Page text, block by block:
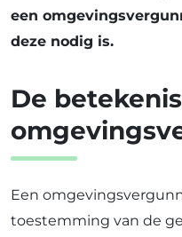
een
deze nodig is.
De
Een
toestemming van de